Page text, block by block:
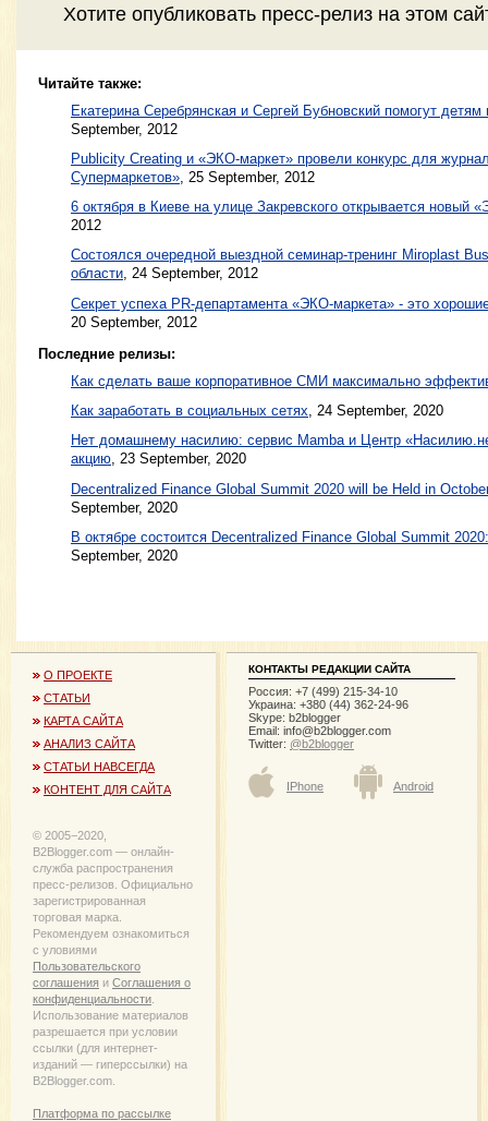
Хотите опубликовать пресс-релизна этом
Читайте также:
Екатерина Серебрянская и Сергей Бубновский помогут детям
September, 2012
Publicity Creating и «ЭКО-маркет» провели конкурс для
Супермаркетов» 25 September, 2012
6 октября в Киеве на улице Закревского открывается новый
2012
Состоялся очередной выездной семинар-тренинг Miroplast
области, 24 September, 2012
Секрет успеха PR-департамента «ЭКО-маркета» - это
20 September, 2012
Последние релизы:
Как сделать ваше корпоративное СМИ максимально
Как заработать в социальных сетях, 24 September, 2020
Нет домашнему насилию: сервис Mamba и Центр
акцию, 23 September, 2020
Decentralized Finance Global Summit 2020 will be Held in
September, 2020
В октябре состоится Decentralized Finance Global Summit
September, 2020
О ПРОЕКТЕ
СТАТЬИ
КАРТА САЙТА
АНАЛИЗ САЙТА
СТАТЬИ НАВСЕГДА
КОНТЕНТ ДЛЯ САЙТА
© 2005−2020,
B2Blogger.com — онлайн-
служба распространения
пресс-релизов. Официально
зарегистрированная
торговая марка.
Рекомендуем ознакомиться
с уловиями
Пользовательского
соглашения и Соглашения о
конфиденциальности
Использование материалов
разрешается при условии
ссылки (для интернет-
изданий — гиперссылки) на
B2Blogger.com.
Платформа по рассылке
КОНТАКТЫ РЕДАКЦИИ САЙТА
Россия: +7 (499) 215-34-10
Украина: +380 (44) 362-24-96
Skype: b2blogger
Email: info@b2blogger.com
Twitter: @b2blogger
IPhone Android